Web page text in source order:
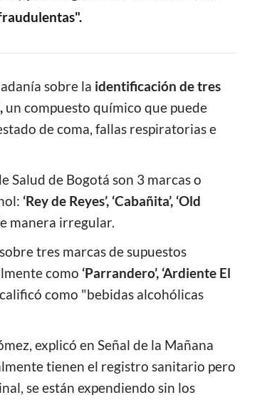
sobre la identificación de tres
un compuesto químico que puede
de coma, fallas respiratorias e
Salud de Bogotá son 3 marcas o
‘Rey de Reyes’, ‘Cabañita’, ‘Old
manera irregular.
tres marcas de supuestos
como ‘Parrandero’, ‘Ardiente El
como "bebidas alcohólicas
explicó en Señal de la Mañana
tienen el registro sanitario pero
se están expendiendo sin los